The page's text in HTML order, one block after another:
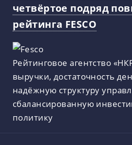
четвёртое подряд
рейтинга FESCO
Рейтинговое агентство
выручки, достаточность
надёжную структуру
сбалансированную
политику